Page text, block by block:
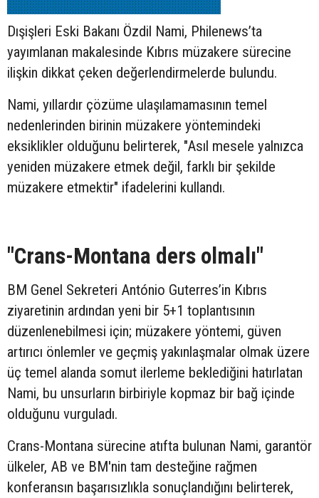
Dışişleri Eski Bakanı Özdil Nami, Philenews’ta
yayımlanan makalesinde Kıbrıs müzakere sürecine
ilişkin dikkat çeken değerlendirmelerde bulundu.
Nami, yıllardır çözüme ulaşılamamasının temel
nedenlerinden birinin müzakere yöntemindeki
eksiklikler olduğunu belirterek, "Asıl mesele yalnızca
yeniden müzakere etmek değil, farklı bir şekilde
müzakere etmektir" ifadelerini kullandı.
"Crans-Montana ders olmalı"
BM Genel Sekreteri António Guterres’in Kıbrıs
ziyaretinin ardından yeni bir 5+1 toplantısının
düzenlenebilmesi için; müzakere yöntemi, güven
artırıcı önlemler ve geçmiş yakınlaşmalar olmak üzere
üç temel alanda somut ilerleme beklediğini hatırlatan
Nami, bu unsurların birbiriyle kopmaz bir bağ içinde
olduğunu vurguladı.
Crans-Montana sürecine atıfta bulunan Nami, garantör
ülkeler, AB ve BM'nin tam desteğine rağmen
konferansın başarısızlıkla sonuçlandığını belirterek,